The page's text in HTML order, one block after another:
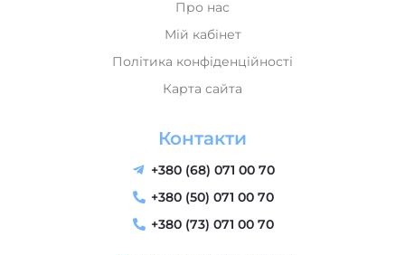
Політика конфіденційності
Карта сайта
Контакти
+380 (73) 071 00 70
send@music-house.in.ua